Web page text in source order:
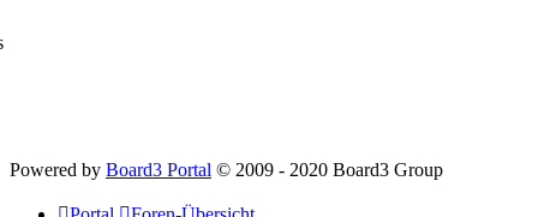
Powered by Board3 Portal © 2009 - 2020 Board3 Group